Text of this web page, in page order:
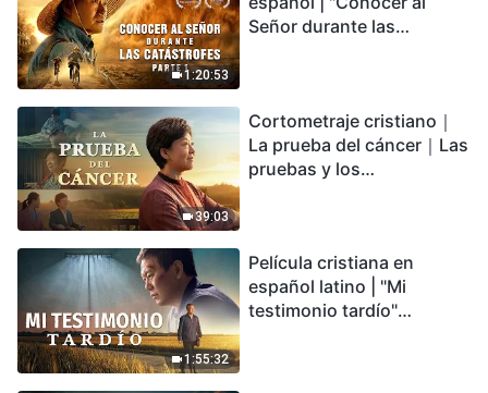
1:20:53
Señor durante las
encontrarás refugio?
39:03
Cortometraje cristiano｜
La prueba del cáncer｜Las
pruebas y los
1:55:32
Película cristiana en
español latino | "Mi
testimonio tardío"